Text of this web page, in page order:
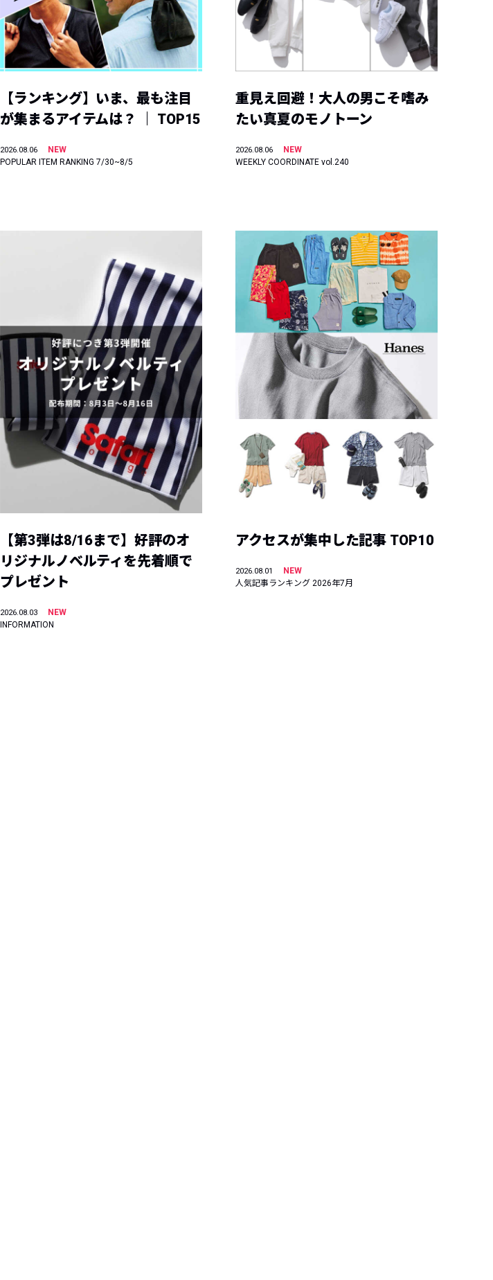
【ランキング】いま、最も注目
が集まるアイテムは？ ｜ TOP15
2026.08.06
NEW
POPULAR ITEM RANKING 7/30~8/5
重見え回避！大人の男こそ嗜み
たい真夏のモノトーン
2026.08.06
NEW
WEEKLY COORDINATE vol.240
【第3弾は8/16まで】好評のオ
リジナルノベルティを先着順で
プレゼント
2026.08.03
NEW
INFORMATION
アクセスが集中した記事 TOP10
2026.08.01
NEW
人気記事ランキング 2026年7月